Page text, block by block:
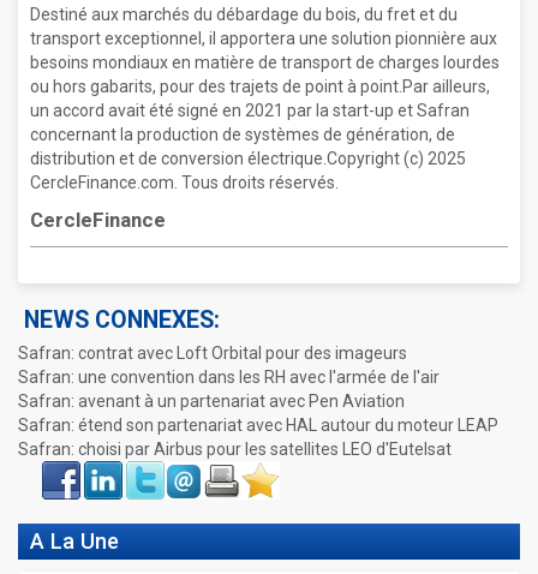
Destiné aux marchés du débardage du bois, du fret et du
transport exceptionnel, il apportera une solution pionnière aux
besoins mondiaux en matière de transport de charges lourdes
ou hors gabarits, pour des trajets de point à point.Par ailleurs,
un accord avait été signé en 2021 par la start-up et Safran
concernant la production de systèmes de génération, de
distribution et de conversion électrique.Copyright (c) 2025
CercleFinance.com. Tous droits réservés.
CercleFinance
NEWS CONNEXES:
Safran: contrat avec Loft Orbital pour des imageurs
Safran: une convention dans les RH avec l'armée de l'air
Safran: avenant à un partenariat avec Pen Aviation
Safran: étend son partenariat avec HAL autour du moteur LEAP
Safran: choisi par Airbus pour les satellites LEO d'Eutelsat
Face
book
LinkIn Twitter Envoyer ImprimerFavoris
A La Une